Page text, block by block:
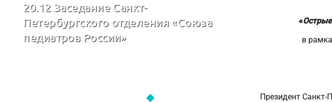
20.12 Заседание Санкт-
Петербургского отделения «Союза
педиатров России»
«Острые
в
Президент Санкт-